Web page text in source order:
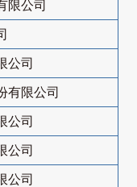
限公司
公司
有限公司
公司
公司
公司